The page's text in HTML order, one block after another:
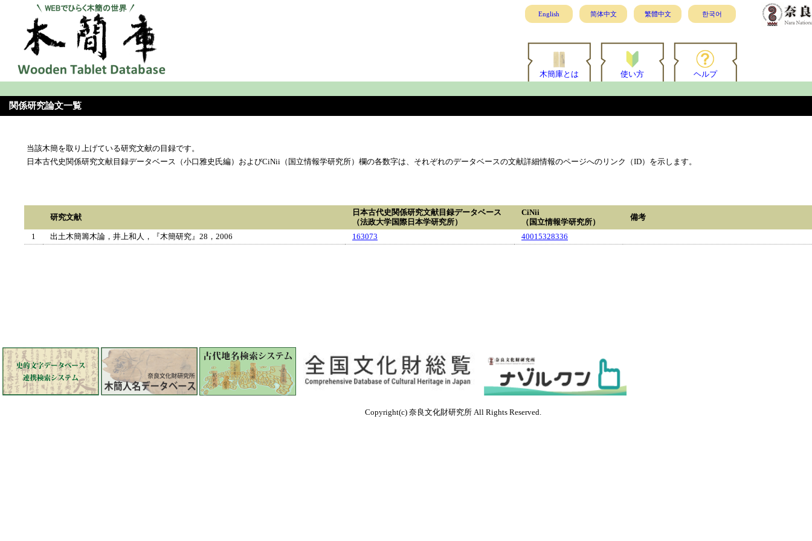
English 简体中文 繁體中文 한국어
木簡庫とは 使い方 ヘルプ
関係研究論文一覧
当該木簡を取り上げている研究文献の目録です。
日本古代史関係研究文献目録データベース（小口雅史氏編）およびCiNii（国立情報学研究所）欄の各数字は、それぞれのデータベースの文献詳細情報のページへのリンク（ID）を示します。
研究文献
日本古代史関係研究文献目録データベース
（法政大学国際日本学研究所）
CiNii
（国立情報学研究所）
備考
1 出土木簡籌木論，井上和人，『木簡研究』28，2006 163073 40015328336
Copyright(c) 奈良文化財研究所 All Rights Reserved.